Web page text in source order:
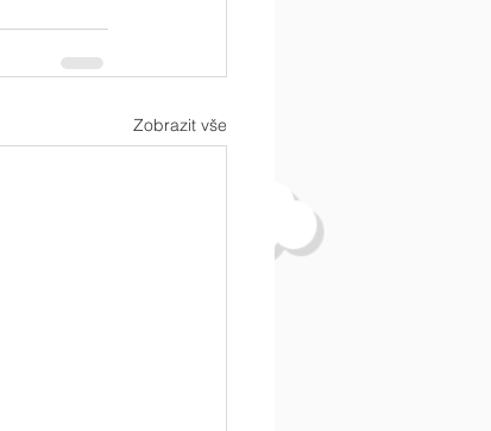
Zobrazit vše